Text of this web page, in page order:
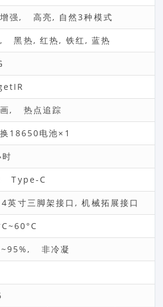
强, 高亮, 自然3种模式
黑热, 红热, 铁红, 蓝热
, 热点追踪
18650电池×1
Type-C
寸三脚架接口, 机械拓展接口
非冷凝